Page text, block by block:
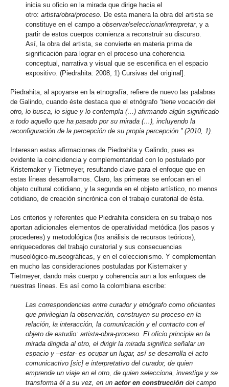
inicia su oficio en la mirada que dirige hacia el
otro: artista/obra/proceso . De esta manera la obra del artista se
constituye en el campo a observar/seleccionar/interpretar, y a
partir de estos cuerpos comienza a reconstruir su discurso.
Así, la obra del artista, se convierte en materia prima de
significación para lograr en el proceso una coherencia
conceptual, narrativa y visual que se escenifica en el espacio
expositivo. (Piedrahita: 2008, 1) Cursivas del original].
Piedrahita, al apoyarse en la etnografía, refiere de nuevo las palabras
de Galindo, cuando éste destaca que el etnógrafo “tiene vocación del
otro, lo busca, lo sigue y lo contempla (…) afirmando algún significado
a todo aquello que ha pasado por su mirada (…), incluyendo la
reconfiguración de la percepción de su propia percepción.” (2010, 1).
Interesan estas afirmaciones de Piedrahita y Galindo, pues es
evidente la coincidencia y complementaridad con lo postulado por
Kristemaker y Tietmeyer, resultando clave para el enfoque que en
estas líneas desarrollamos. Claro, las primeras se enfocan en el
objeto cultural cotidiano, y la segunda en el objeto artístico, no menos
cotidiano, de creación sincrónica con el trabajo curatorial de ésta.
Los criterios y referentes que Piedrahita considera en su trabajo nos
aportan adicionales elementos de operatividad metódica (los pasos y
procederes) y metodológica (los análisis de recursos teóricos),
enriquecedores del trabajo curatorial y sus consecuencias
museológico-museográficas, y en el coleccionismo. Y complementan
en mucho las consideraciones postuladas por Kistemaker y
Tietmeyer, dando más cuerpo y coherencia aun a los enfoques de
nuestras líneas. Es así como la colombiana escribe:
Las correspondencias entre curador y etnógrafo como oficiantes
que privilegian la observación, construyen su proceso en la
relación, la interacción, la comunicación y el contacto con el
objeto de estudio: artista-obra-proceso. El oficio principia en la
mirada dirigida al otro, el dirigir la mirada significa señalar un
espacio y –estar- es ocupar un lugar, así se desarrolla el acto
comunicactivo [sic] e interpretativo del curador, de quien
emprende un viaje en el otro, de quien selecciona, investiga y se
transforma él a su vez, en un actor en construcción del campo